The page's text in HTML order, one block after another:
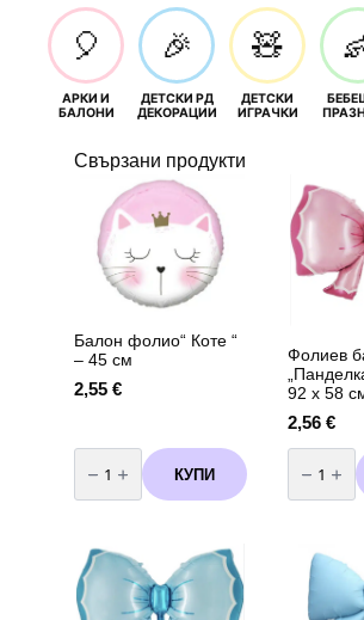
🎈
АРКИ И
БАЛОНИ
🎉
ДЕТСКИ РД
ДЕКОРАЦИИ
🧸
ДЕТСКИ
ИГРАЧКИ
Свързани продукти
Балон фолио“ Коте “
– 45 см
2,55 €
количество
за
Балон
фолио"
45
см
КУПИ
Фолиев
92 х 58
2,56 €
за
Фолиев
балон